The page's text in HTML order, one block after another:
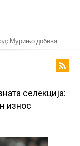
стадион од 62
на Светското
на Реал:
Шпалир, музика и
фудбалери, а уште 12 се
Деко не беше во
селекција:
износ